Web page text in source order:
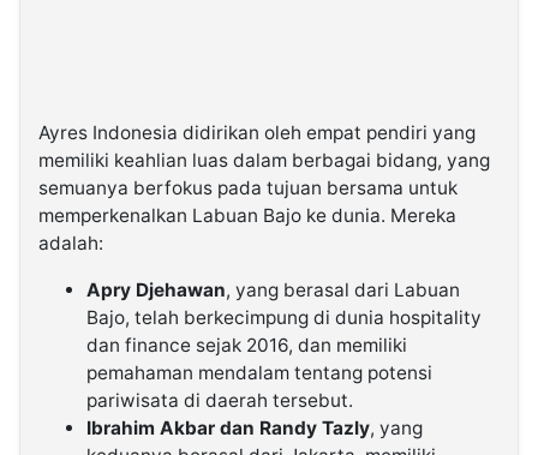
Ayres Indonesia didirikan oleh empat pendiri yang
memiliki keahlian luas dalam berbagai bidang, yang
semuanya berfokus pada tujuan bersama untuk
memperkenalkan Labuan Bajo ke dunia. Mereka
adalah:
Apry Djehawan, yang berasal dari Labuan
Bajo, telah berkecimpung di dunia hospitality
dan finance sejak 2016, dan memiliki
pemahaman mendalam tentang potensi
pariwisata di daerah tersebut.
Ibrahim Akbar dan Randy Tazly, yang